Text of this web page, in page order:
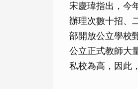
宋慶瑋指出，今
辦理次數十招、
部開放公立學校
公立正式教師大
私校為高，因此